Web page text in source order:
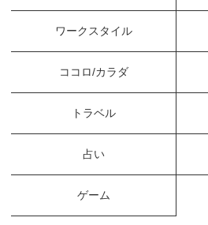
ワークスタイル
ココロ/カラダ
トラベル
占い
ゲーム